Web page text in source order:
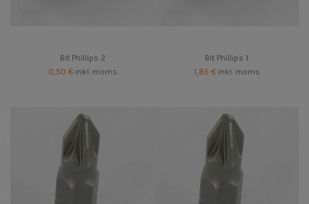
Bit Phillips 2
0,50 € inkl. moms
Bit Phillips 1
1,85 € inkl. moms